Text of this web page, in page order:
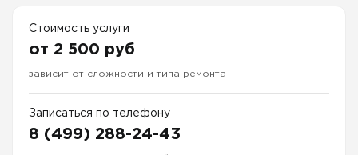
Стоимость услуги
от 2 500 руб
зависит от сложности и типа ремонта
Записаться по телефону
8 (499) 288-24-43